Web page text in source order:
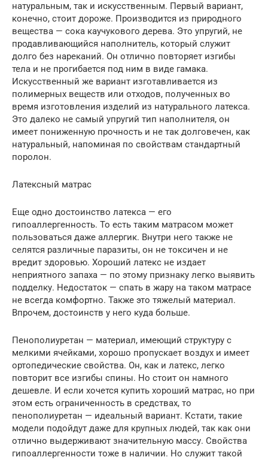
натуральным, так и искусственным. Первый вариант,
конечно, стоит дороже. Производится из природного
вещества — сока каучукового дерева. Это упругий, не
продавливающийся наполнитель, который служит
долго без нареканий. Он отлично повторяет изгибы
тела и не прогибается под ним в виде гамака.
Искусственный же вариант изготавливается из
полимерных веществ или отходов, полученных во
время изготовления изделий из натурального латекса.
Это далеко не самый упругий тип наполнителя, он
имеет пониженную прочность и не так долговечен, как
натуральный, напоминая по свойствам стандартный
поролон.
Латексный матрас
Еще одно достоинство латекса — его
гипоаллергенность. То есть таким матрасом может
пользоваться даже аллергик. Внутри него также не
селятся различные паразиты, он не токсичен и не
вредит здоровью. Хороший латекс не издает
неприятного запаха — по этому признаку легко выявить
подделку. Недостаток — спать в жару на таком матрасе
не всегда комфортно. Также это тяжелый материал.
Впрочем, достоинств у него куда больше.
Пенополиуретан — материал, имеющий структуру с
мелкими ячейками, хорошо пропускает воздух и имеет
ортопедические свойства. Он, как и латекс, легко
повторит все изгибы спины. Но стоит он намного
дешевле. И если хочется купить хороший матрас, но при
этом есть ограниченность в средствах, то
пенополиуретан — идеальный вариант. Кстати, такие
модели подойдут даже для крупных людей, так как они
отлично выдерживают значительную массу. Свойства
гипоаллергенности тоже в наличии. Но служит такой